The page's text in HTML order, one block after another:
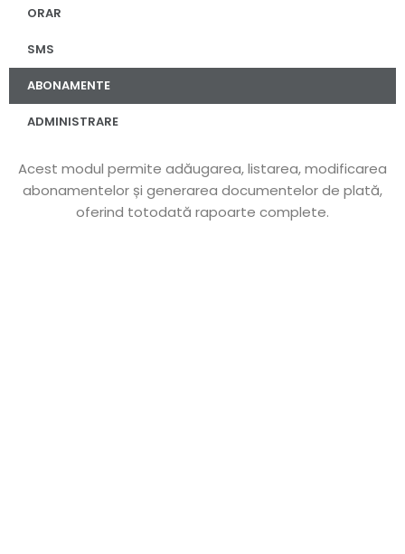
ORAR
SMS
ABONAMENTE
ADMINISTRARE
Acest modul permite adăugarea, listarea, modificarea
abonamentelor și generarea documentelor de plată,
oferind totodată rapoarte complete.